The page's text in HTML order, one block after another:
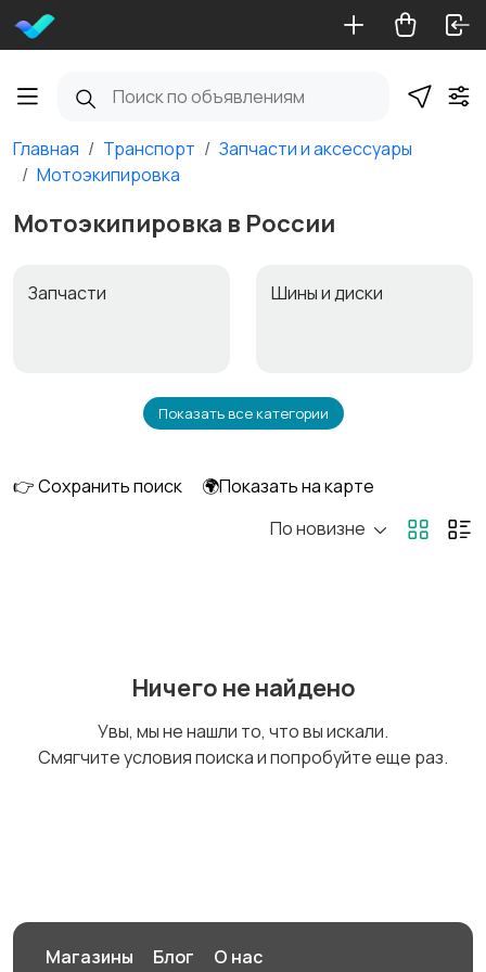
Главная Транспорт
Запчасти и аксессуары
Мотоэкипировка
Мотоэкипировка в России
Запчасти Шины и диски
Масла и автохимия
Автоэлектроника и
Аудио и видео
прицепы
Показать все категории
👉 Сохранить поиск
🌍Показать на карте
По новизне
Ничего не найдено
Увы, мы не нашли то, что вы искали.
Смягчите условия поиска и попробуйте еще раз.
Магазины Блог
О нас